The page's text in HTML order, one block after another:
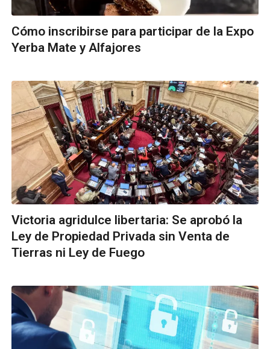
Cómo inscribirse para participar de la Expo
Yerba Mate y Alfajores
Victoria agridulce libertaria: Se aprobó la
Ley de Propiedad Privada sin Venta de
Tierras ni Ley de Fuego